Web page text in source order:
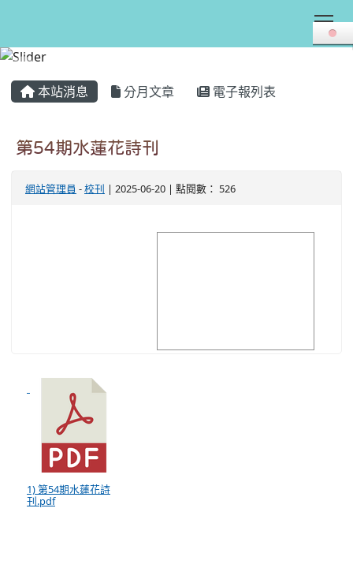
本站消息 分月文章 電子報列表
第54期水蓮花詩刊
網站管理員 -校刊 | 2025-06-20 | 點閱數： 526
1) 第54期水蓮花詩
刊.pdf